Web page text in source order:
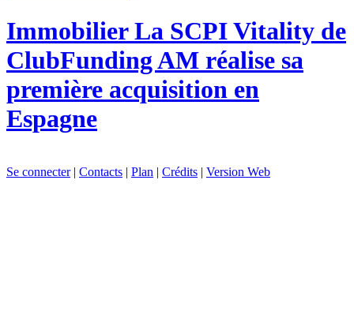
ImmobilierLa SCPI Vitality de
ClubFunding AM réalise sa
première acquisition en
Espagne
Se connecter| Contacts | Plan | Crédits | Version Web